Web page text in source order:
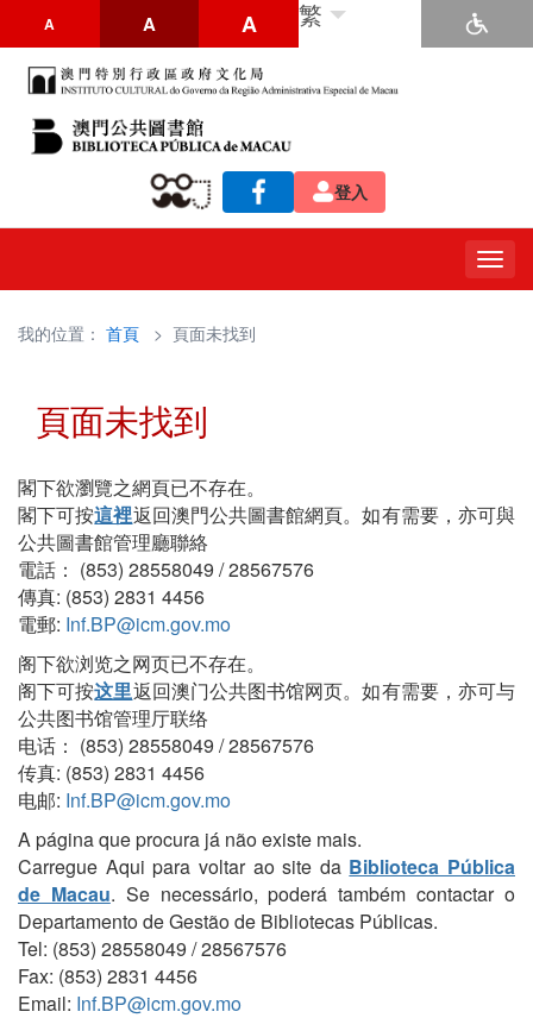
A A A 繁
登入
我的位置： 首頁 > 頁面未找到
頁面未找到
閣下欲瀏覽之網頁已不存在。
閣下可按這裡返回澳門公共圖書館網頁。如有需要，亦可與
公共圖書館管理廳聯絡
電話： (853) 28558049 / 28567576
傳真: (853) 2831 4456
電郵: Inf.BP@icm.gov.mo
阁下欲浏览之网页已不存在。
阁下可按这里返回澳门公共图书馆网页。如有需要，亦可与
公共图书馆管理厅联络
电话： (853) 28558049 / 28567576
传真: (853) 2831 4456
电邮: Inf.BP@icm.gov.mo
A página que procura já não existe mais.
Carregue Aqui para voltar ao site da Biblioteca Pública
de Macau. Se necessário, poderá também contactar o
Departamento de Gestão de Bibliotecas Públicas.
Tel: (853) 28558049 / 28567576
Fax: (853) 2831 4456
Email: Inf.BP@icm.gov.mo